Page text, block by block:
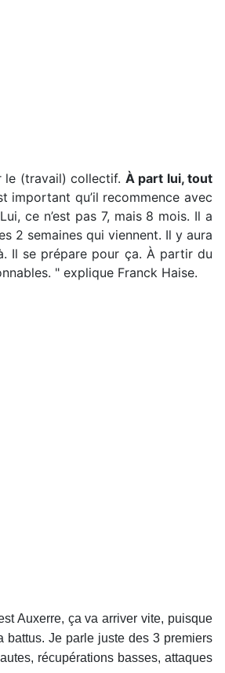
le (travail) collectif. À part lui, tout
important qu’il recommence avec
ce n’est pas 7, mais 8 mois. Il a
2 semaines qui viennent. Il y aura
Il se prépare pour ça. À partir du
" explique Franck Haise.
Auxerre, ça va arriver vite, puisque
battus. Je parle juste des 3 premiers
récupérations basses, attaques